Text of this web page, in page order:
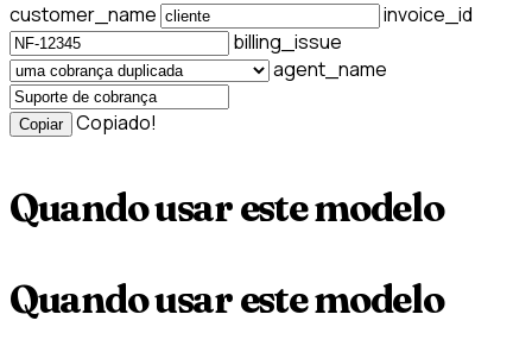
customer_name
invoice_id
billing_issue
agent_name
Copiar Copiado!
Quando usar este modelo
Quando usar este modelo